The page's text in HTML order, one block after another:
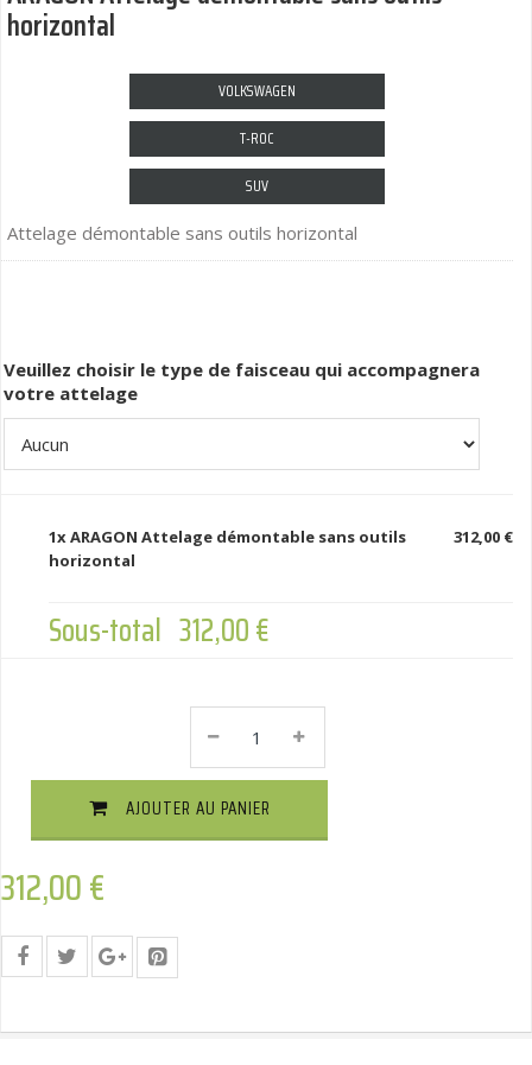
horizontal
VOLKSWAGEN
T-ROC
SUV
Attelage démontable sans outils horizontal
Veuillez choisir le type de faisceau qui accompagnera
votre attelage
1x ARAGON Attelage démontable sans outils
horizontal
312,00 €
Sous-total 312,00 €
ARAGON
Attelage
Démontable
Sans
Outils
Horizontal
AJOUTER AU PANIER
312,00€